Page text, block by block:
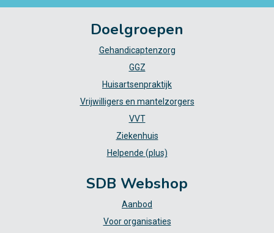
Doelgroepen
Gehandicaptenzorg
GGZ
Huisartsenpraktijk
Vrijwilligers en mantelzorgers
VVT
Ziekenhuis
Helpende (plus)
SDB Webshop
Aanbod
Voor organisaties